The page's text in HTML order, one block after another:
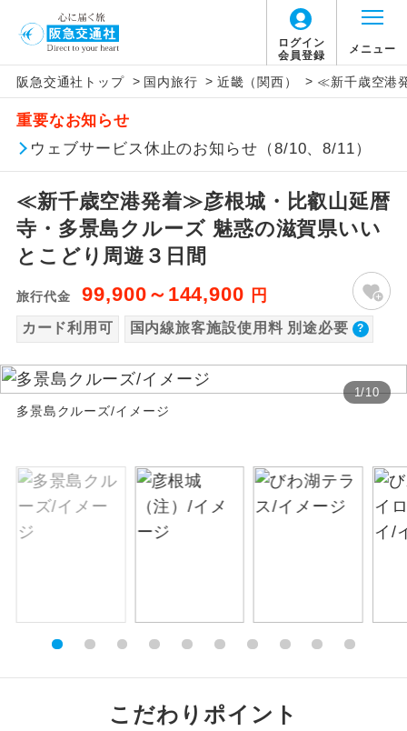
ログイン
会員登録
メニュー
阪急交通社トップ > 国内旅行 > 近畿（関西） > ≪新千歳空港
重要なお知らせ
ウェブサービス休止のお知らせ（8/10、8/11）
≪新千歳空港発着≫彦根城・比叡山延暦
寺・多景島クルーズ 魅惑の滋賀県いい
とこどり周遊３日間
旅行代金 99,900～144,900 円
カード利用可 国内線旅客施設使用料 別途必要
1/10
多景島クルーズ/イメージ
こだわりポイント
【国内旅客施設使用料について】
旅行代金に国内旅客施設使用料は含まれてお
りません。別途お支払いが必要となります。
新千歳空港往復：大人740円、子供740円、幼
児740円
神戸空港往復：大人600円、子供600円、幼児
600円
アイコン 説明
添乗員同行
往路出発空港（駅）から復路到着空港
（駅）まで同行します。
現地添乗員同
現地到着空港（駅）から最終日出発空港
（駅）まで添乗員が同行します。
バスガイド乗
バスガイドが乗務し、車内での観光案内
があります。
新コース 初登場のコースです。
世界遺産
ユネスコに登録されている文化遺産や自
然遺産を訪ねるコースです。
温泉 温泉地にも宿泊するコースです。
ご宿泊ホテルに露天風呂が付いていま
全てのお食事が付いていますので、お食
お部屋にてゆっくりとお召し上がりいた